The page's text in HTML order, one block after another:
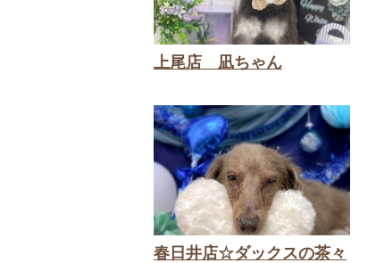
上尾店 凪ちゃん
春日井店☆ダックスの茶々